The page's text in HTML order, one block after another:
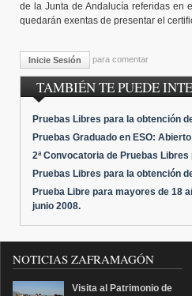
de la Junta de Andalucía referidas en
quedarán exentas de presentar el
Inicie Sesión para comentar
TAMBIÉN TE PUEDE
Pruebas Libres para la obtención
Pruebas Graduado en ESO:
2ª Convocatoria de Pruebas
Pruebas Libres para la obtención
Prueba Libre para mayores de 18
junio 2008.
NOTICIAS ZAFRAMAGÓN
Visita al Patrimonio de